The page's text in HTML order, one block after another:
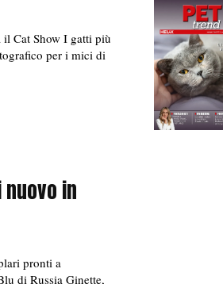
Cat Show I gatti più
per i mici di
in
pronti a
di Russia Ginette,